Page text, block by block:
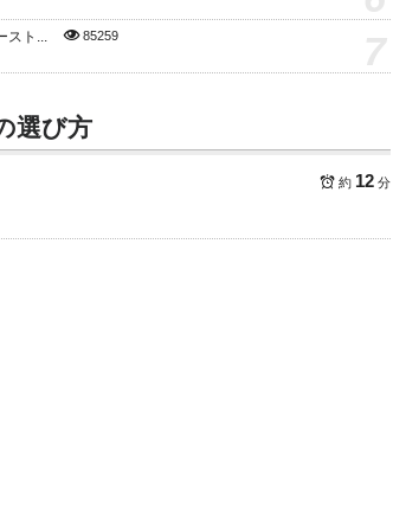
スト... 85259
選び方
約 12 分